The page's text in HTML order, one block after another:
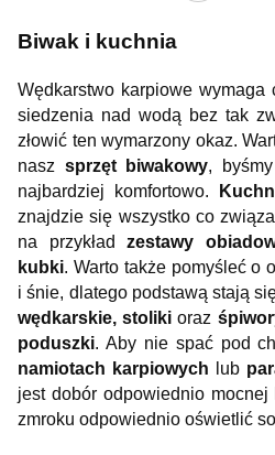
Biwak i kuchnia
Wędkarstwo karpiowe
siedzenia nad wodą bez tak
złowić ten wymarzony okaz.
nasz sprzęt biwakowy,
najbardziej komfortowo.
znajdzie się wszystko co
na przykład zestawy
kubki. Warto także pomyśleć o
i śnie, dlatego podstawą stają
wędkarskie, stoliki oraz
poduszki. Aby nie spać pod
namiotach karpiowych lub
jest dobór odpowiednio mocnej
zmroku odpowiednio oświetlić